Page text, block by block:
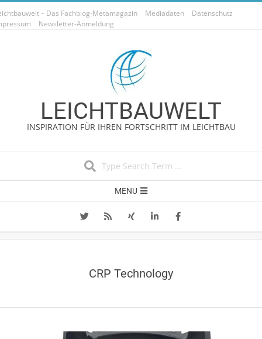
Skip
to
– Das Fachblog-Metamagazin Mediadaten
Datenschutz
Newsletter-Anmeldung
LEICHTBAUWELT
INSPIRATION FÜR IHREN FORTSCHRITT IM LEICHTBAU
Navigation
MENU
CRP Technology